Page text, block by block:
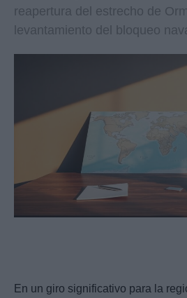
reapertura del estrecho de
levantamiento del bloqueo
En un giro significativo para la